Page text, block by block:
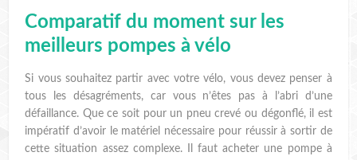
Comparatif du moment sur les
meilleurs pompes à vélo
Si vous souhaitez partir avec votre vélo, vous devez penser à
tous les désagréments, car vous n’êtes pas à l’abri d’une
défaillance. Que ce soit pour un pneu crevé ou dégonflé, il est
impératif d’avoir le matériel nécessaire pour réussir à sortir de
cette situation assez complexe. Il faut acheter une pompe à